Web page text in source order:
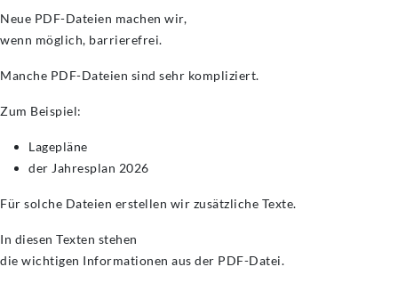
Neue PDF-Dateien machen wir,
wenn möglich, barrierefrei.
Manche PDF-Dateien sind sehr kompliziert.
Zum Beispiel:
Lagepläne
der Jahresplan 2026
Für solche Dateien erstellen wir zusätzliche Texte.
In diesen Texten stehen
die wichtigen Informationen aus der PDF-Datei.